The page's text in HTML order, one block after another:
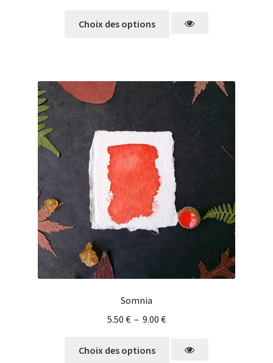
Choix des options
Somnia
5.50 € – 9.00 €
Choix des options